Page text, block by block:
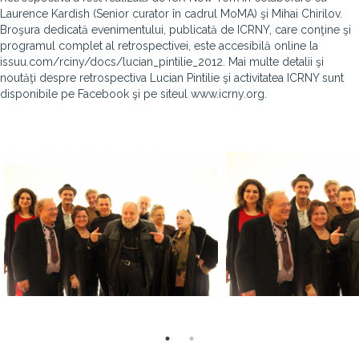
Laurence Kardish (Senior curator în cadrul MoMA) şi Mihai Chirilov.
Broşura dedicată evenimentului, publicată de ICRNY, care conţine şi
programul complet al retrospectivei, este accesibilă online la
issuu.com/rciny/docs/lucian_pintilie_2012. Mai multe detalii şi
noutăţi despre retrospectiva Lucian Pintilie şi activitatea ICRNY sunt
disponibile pe Facebook şi pe siteul www.icrny.org.